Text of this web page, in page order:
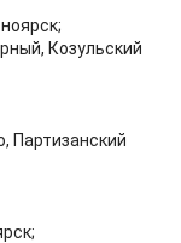
Козульский
Партизанский